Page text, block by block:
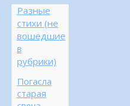
Разные
стихи (не
вошедшие
в
рубрики)
Погасла
старая